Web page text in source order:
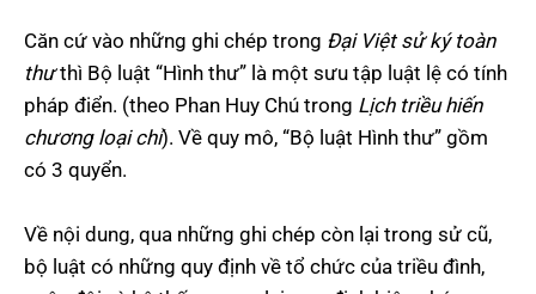
Căn cứ vào những ghi chép trong Đại Việt sử ký toàn
thưthì Bộ luật “Hình thư” là một sưu tập luật lệ có tính
pháp điển. (theo Phan Huy Chú trong Lịch triều hiến
chương loại chí). Về quy mô, “Bộ luật Hình thư” gồm
có 3 quyển.
Về nội dung, qua những ghi chép còn lại trong sử cũ,
bộ luật có những quy định về tổ chức của triều đình,